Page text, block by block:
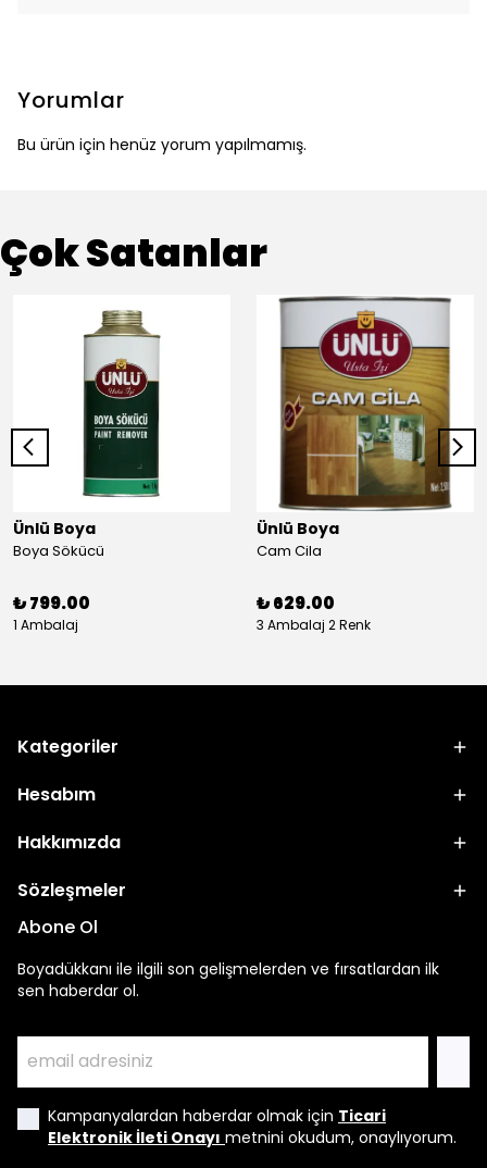
Yorumlar
Bu ürün için henüz yorum yapılmamış.
Çok Satanlar
Ünlü Boya
Boya Sökücü
₺ 799.00
1 Ambalaj
Ünlü Boya
Cam Cila
₺ 629.00
3 Ambalaj 2 Renk
Kategoriler
Hesabım
Hakkımızda
Sözleşmeler
Abone Ol
Boyadükkanı ile ilgili son gelişmelerden ve fırsatlardan ilk
sen haberdar ol.
Kampanyalardan haberdar olmak için Ticari
Elektronik İleti Onayı metnini okudum, onaylıyorum.